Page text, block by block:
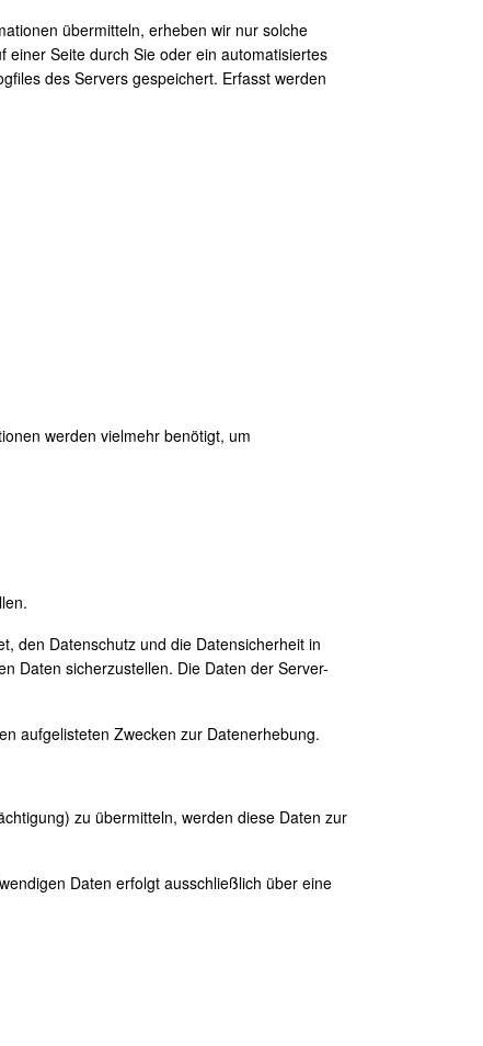
übermitteln, erheben wir nur solche
Seite durch Sie oder ein automatisiertes
des Servers gespeichert. Erfasst werden
werden vielmehr benötigt, um
den Datenschutz und die Datensicherheit in
Daten sicherzustellen. Die Daten der Server-
aufgelisteten Zwecken zur Datenerhebung.
zu übermitteln, werden diese Daten zur
Daten erfolgt ausschließlich über eine